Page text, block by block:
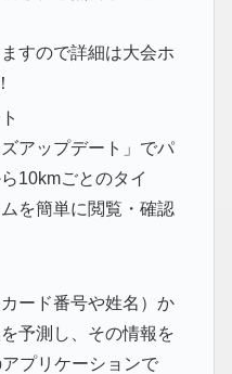
すので詳細は大会ホ
アップデート」でパ
10kmごとのタイ
を簡単に閲覧・確認
ード番号や姓名）か
予測し、その情報を
プリケーションで